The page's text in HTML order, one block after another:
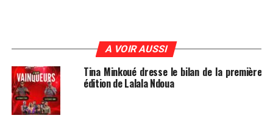
A VOIR AUSSI
Tina Minkoué dresse le bilan de la première
édition de Lalala Ndoua